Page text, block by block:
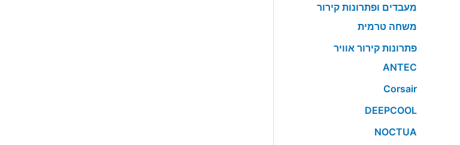
מעבדים ופתרונות קירור
משחה טרמית
פתרונות קירור אוויר
ANTEC
Corsair
DEEPCOOL
NOCTUA